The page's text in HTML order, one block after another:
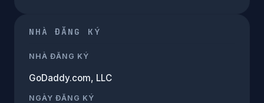
NHÀ ĐĂNG KÝ
NHÀ ĐĂNG KÝ
GoDaddy.com, LLC
NGÀY ĐĂNG KÝ